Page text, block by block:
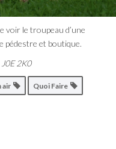
voir le troupeau d’une
pédestre et boutique.
J0E 2K0
air Quoi Faire